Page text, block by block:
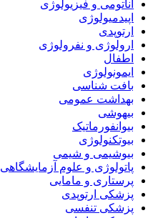
آناتومی و فیزیولوژی
اپیدمیولوژی
ارتوپدی
ارولوژی و نفرولوژی
اطفال
ایمونولوژی
بافت شناسی
بهداشت عمومی
بیهوشی
بیوانفورماتیک
بیوتکنولوژی
بیوشیمی و شیمی
پاتولوژی و علوم آزمایشگاهی
پرستاری و مامایی
پزشکی ارتوپدی
پزشکی تنفسی